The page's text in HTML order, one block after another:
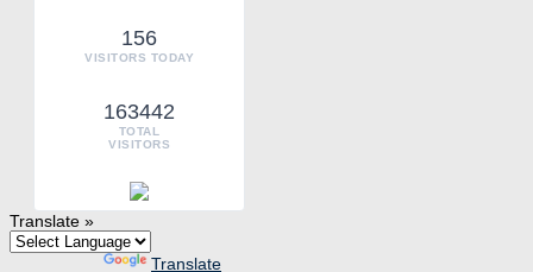
156
VISITORS TODAY
163442
TOTAL
VISITORS
Translate »
Translate